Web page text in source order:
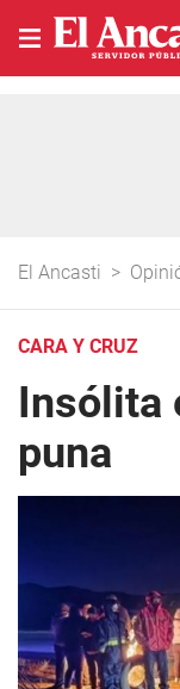
El Ancasti >
CARA Y CRUZ
Insólita
puna